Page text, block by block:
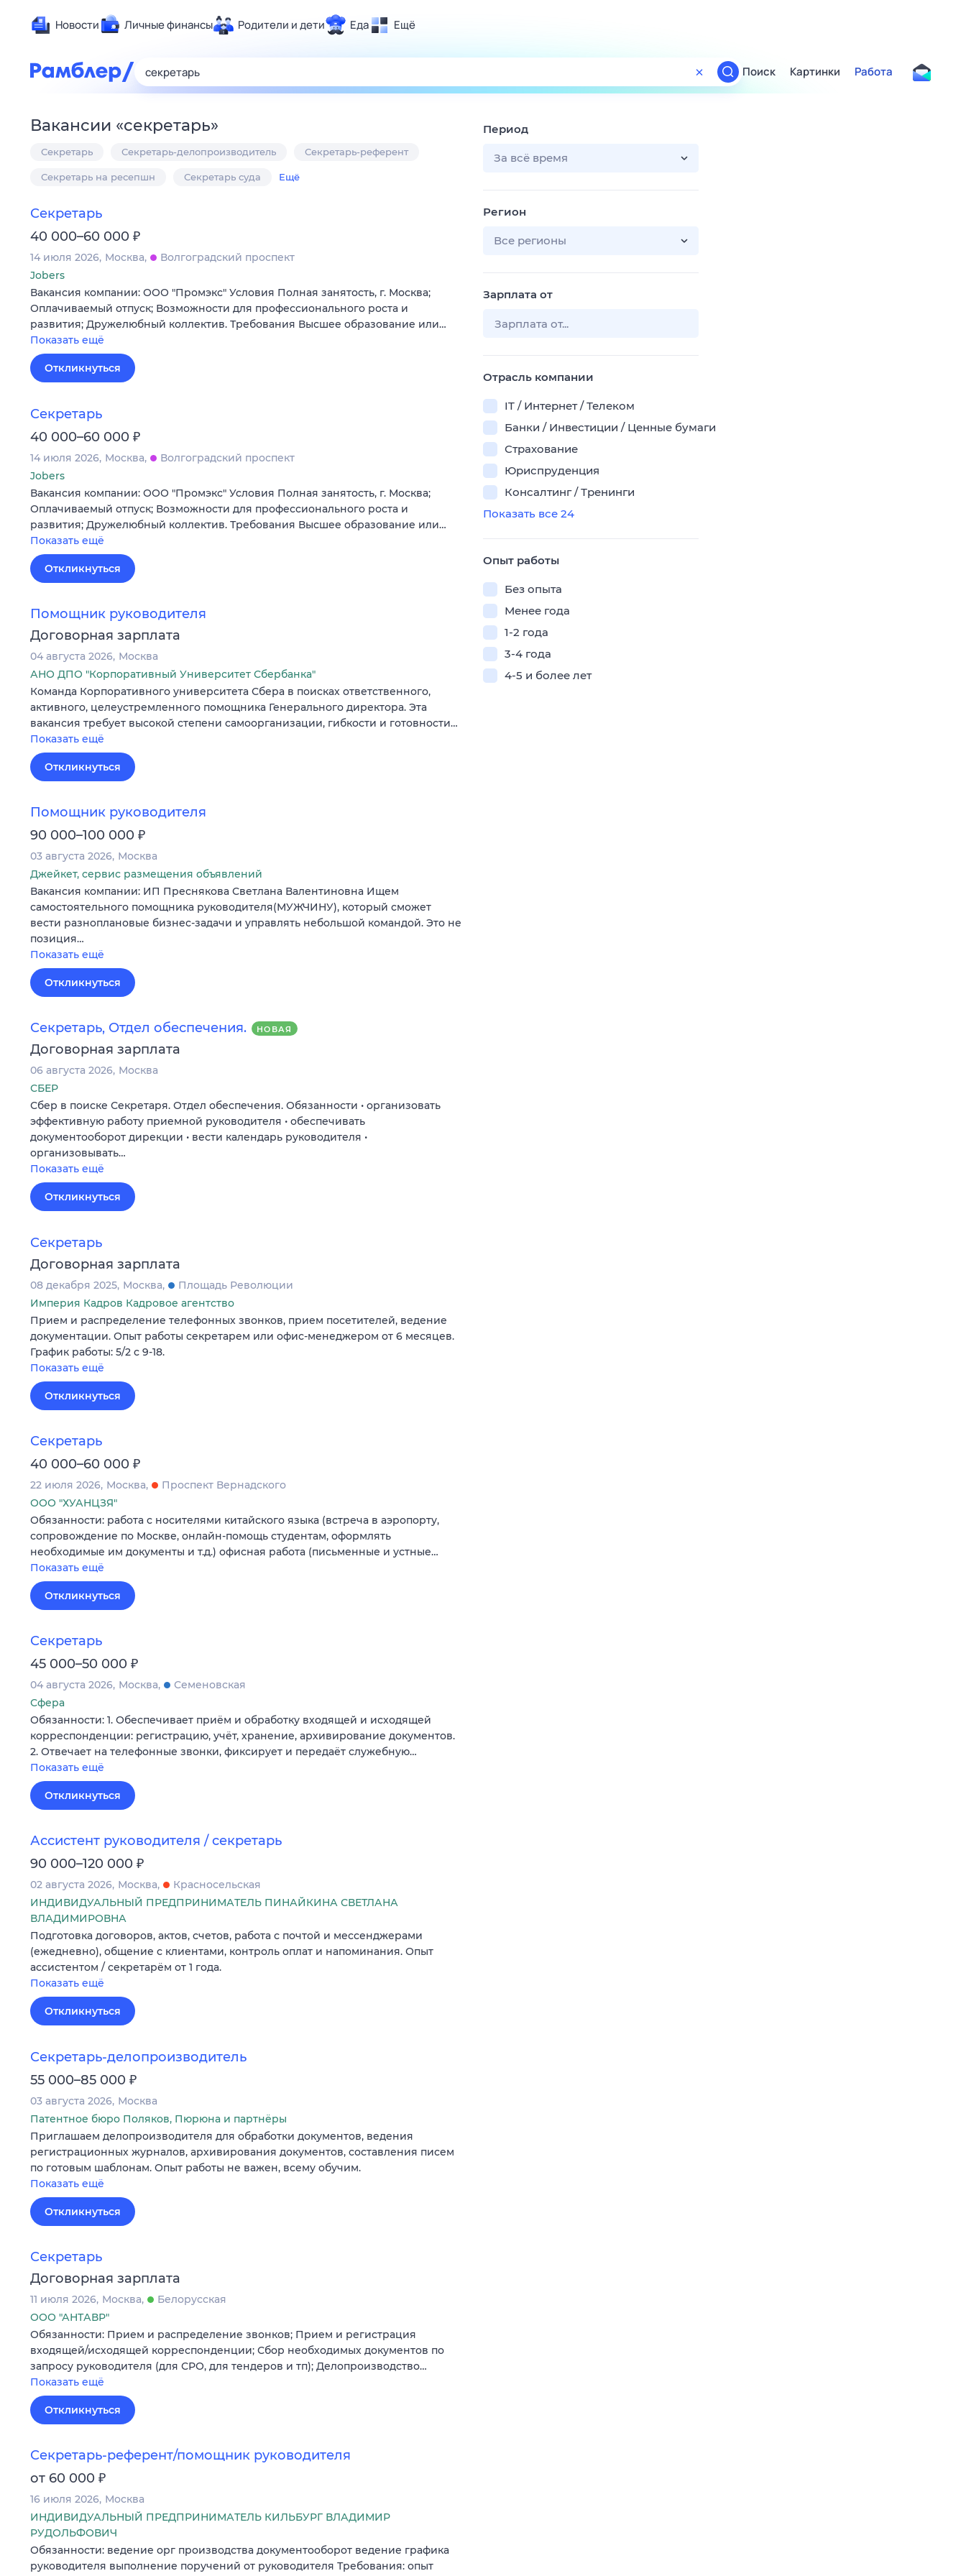
Новости Личные финансы Родители и дети Еда Ещё
Развлечения и отдых
Карьера
Авто
Гороскопы
Поиск
ТВ-программа
Поиск Картинки Работа
Вакансии «секретарь»
Секретарь Секретарь-делопроизводитель Секретарь-референт
Секретарь на ресепшн Секретарь суда Ещё
Секретарь
40 000–60 000 ₽
14 июля 2026 Москва
Волгоградский проспект
Jobers
Вакансия компании: ООО "Промэкс" Условия Полная занятость, г. Москва;
Оплачиваемый отпуск; Возможности для профессионального роста и
развития; Дружелюбный коллектив. Требования Высшее образование или…
Показать ещё
Откликнуться
Секретарь
40 000–60 000 ₽
14 июля 2026 Москва
Волгоградский проспект
Jobers
Вакансия компании: ООО "Промэкс" Условия Полная занятость, г. Москва;
Оплачиваемый отпуск; Возможности для профессионального роста и
развития; Дружелюбный коллектив. Требования Высшее образование или…
Показать ещё
Откликнуться
Помощник руководителя
Договорная зарплата
04 августа 2026 Москва
АНО ДПО "Корпоративный Университет Сбербанка"
Команда Корпоративного университета Сбера в поисках ответственного,
активного, целеустремленного помощника Генерального директора. Эта
вакансия требует высокой степени самоорганизации, гибкости и готовности…
Показать ещё
Откликнуться
Помощник руководителя
90 000–100 000 ₽
03 августа 2026 Москва
Джейкет, сервис размещения объявлений
Вакансия компании: ИП Преснякова Светлана Валентиновна Ищем
самостоятельного помощника руководителя(МУЖЧИНУ), который сможет
вести разноплановые бизнес-задачи и управлять небольшой командой. Это не
позиция…
Показать ещё
Откликнуться
Секретарь, Отдел обеспечения. НОВАЯ
Договорная зарплата
06 августа 2026 Москва
СБЕР
Сбер в поиске Секретаря. Отдел обеспечения. Обязанности • организовать
эффективную работу приемной руководителя • обеспечивать
документооборот дирекции • вести календарь руководителя •
организовывать…
Показать ещё
Откликнуться
Секретарь
Договорная зарплата
08 декабря 2025 Москва
Площадь Революции
Империя Кадров Кадровое агентство
Прием и распределение телефонных звонков, прием посетителей, ведение
документации. Опыт работы секретарем или офис-менеджером от 6 месяцев.
График работы: 5/2 с 9-18.
Показать ещё
Откликнуться
Секретарь
40 000–60 000 ₽
22 июля 2026 Москва
Проспект Вернадского
ООО "ХУАНЦЗЯ"
Обязанности: работа с носителями китайского языка (встреча в аэропорту,
сопровождение по Москве, онлайн-помощь студентам, оформлять
необходимые им документы и т.д.) офисная работа (письменные и устные…
Показать ещё
Откликнуться
Секретарь
45 000–50 000 ₽
04 августа 2026 Москва
Семеновская
Сфера
Обязанности: 1. Обеспечивает приём и обработку входящей и исходящей
корреспонденции: регистрацию, учёт, хранение, архивирование документов.
2. Отвечает на телефонные звонки, фиксирует и передаёт служебную…
Показать ещё
Откликнуться
Ассистент руководителя / секретарь
90 000–120 000 ₽
02 августа 2026 Москва
Красносельская
ИНДИВИДУАЛЬНЫЙ ПРЕДПРИНИМАТЕЛЬ ПИНАЙКИНА СВЕТЛАНА
ВЛАДИМИРОВНА
Подготовка договоров, актов, счетов, работа с почтой и мессенджерами
(ежедневно), общение с клиентами, контроль оплат и напоминания. Опыт
ассистентом / секретарём от 1 года.
Показать ещё
Откликнуться
Секретарь-делопроизводитель
55 000–85 000 ₽
03 августа 2026 Москва
Патентное бюро Поляков, Пюрюна и партнёры
Приглашаем делопроизводителя для обработки документов, ведения
регистрационных журналов, архивирования документов, составления писем
по готовым шаблонам. Опыт работы не важен, всему обучим.
Показать ещё
Откликнуться
Секретарь
Договорная зарплата
11 июля 2026 Москва
Белорусская
ООО "АНТАВР"
Обязанности: Прием и распределение звонков; Прием и регистрация
входящей/исходящей корреспонденции; Сбор необходимых документов по
запросу руководителя (для СРО, для тендеров и тп); Делопроизводство…
Показать ещё
Откликнуться
Секретарь-референт/помощник руководителя
от 60 000 ₽
16 июля 2026 Москва
ИНДИВИДУАЛЬНЫЙ ПРЕДПРИНИМАТЕЛЬ КИЛЬБУРГ ВЛАДИМИР
РУДОЛЬФОВИЧ
Обязанности: ведение орг производства документооборот ведение графика
руководителя выполнение поручений от руководителя Требования: опыт
Период
За всё время
Регион
Все регионы
Зарплата от
Отрасль компании
IT / Интернет / Телеком
Банки / Инвестиции / Ценные бумаги
Страхование
Юриспруденция
Консалтинг / Тренинги
Показать все 24
Опыт работы
Без опыта
Менее года
1-2 года
3-4 года
4-5 и более лет